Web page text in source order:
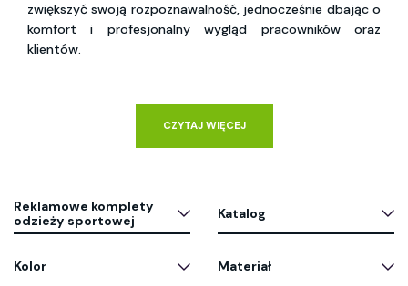
zwiększyć swoją rozpoznawalność, jednocześnie dbając o
komfort i profesjonalny wygląd pracowników oraz
klientów.
CZYTAJ WIĘCEJ
Reklamowe komplety
odzieży sportowej
Katalog
Kolor Materiał